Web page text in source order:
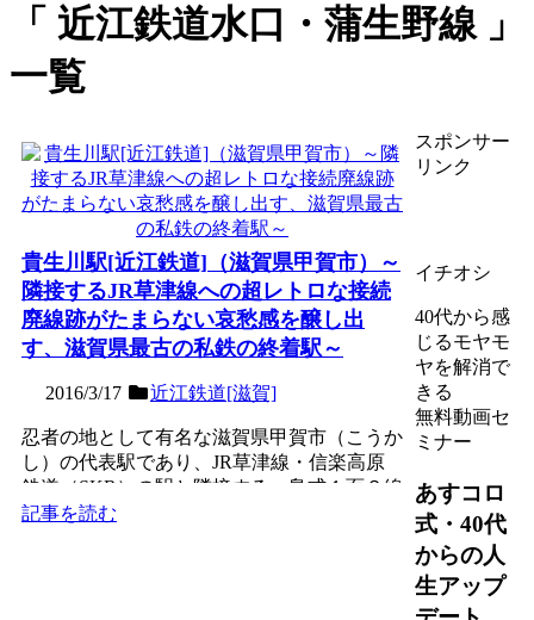
近江鉄道水口・蒲生野線
一覧
貴生川駅[近江鉄道]（滋賀県甲賀市）～
隣接するJR草津線への超レトロな接続
廃線跡がたまらない哀愁感を醸し出
す、滋賀県最古の私鉄の終着駅～
2016/3/17 近江鉄道[滋賀]
忍者の地として有名な滋賀県甲賀市（こうか
し）の代表駅であり、JR草津線・信楽高原
鉄道（SKR）の駅と隣接する、島式１面２線
の地上駅。元々JR...
記事を読む
スポンサー
リンク
イチオシ
40代から感
じるモヤモ
ヤを解消で
きる
無料動画セ
ミナー
あすコロ
式・40代
からの人
生アップ